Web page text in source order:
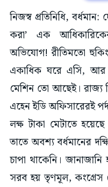
নিজস্ব প্রতিনিধি, বর্ধমান:
করা’ এক
অভিযোগ! রীতিমতো
একাধিক ঘরে এসি, আর
মেশিন তো আছেই। রাজ্য
এহেন ইডি অফিসারেরই
লক্ষ টাকা মেটাতে
তাতে অবশ্য বর্ধমানের
চাপা থাকেনি।
সরব হয় তৃণমূল,